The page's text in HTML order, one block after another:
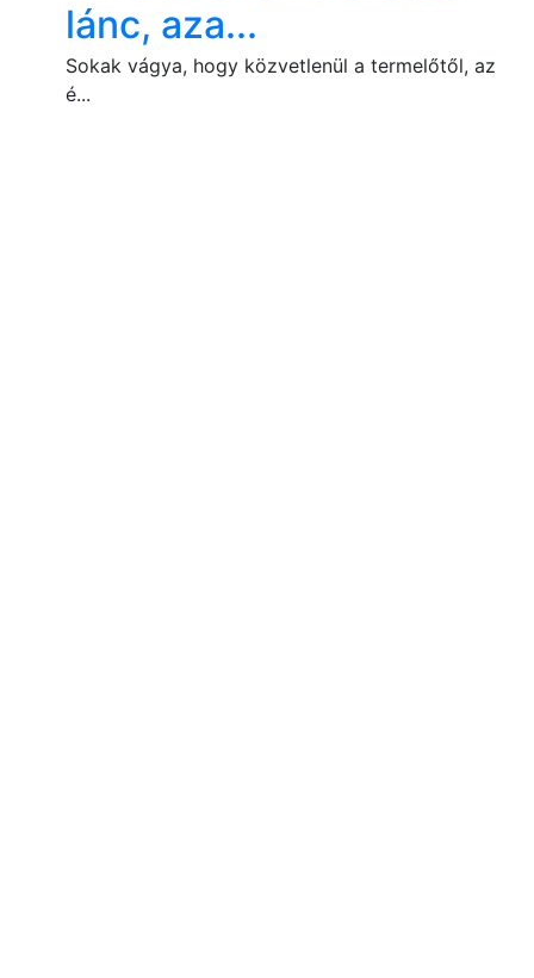
lánc, aza...
Sokak vágya, hogy közvetlenül a termelőtől, az
é...